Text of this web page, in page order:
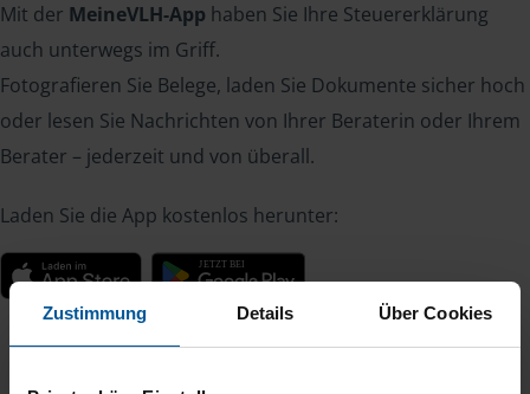
Zustimmung Details Über Cookies
Mit der MeineVLH-App haben Sie Ihre Steuererklärung
auch unterwegs im Griff.
Fotografieren Sie Belege, laden Sie Dokumente sicher hoch
oder lesen Sie Nachrichten von Ihrer Beraterin oder Ihrem
Berater – jederzeit und von überall.
Laden Sie die App kostenlos herunter: